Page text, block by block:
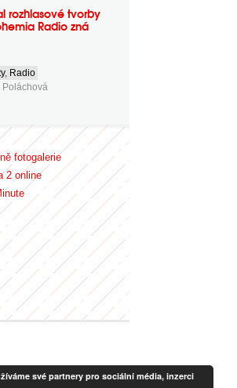
rozhlasové tvorby
Radio zná
, Radio
Poláchová
fotogalerie
2 online
své partnery pro sociální média, inzerci